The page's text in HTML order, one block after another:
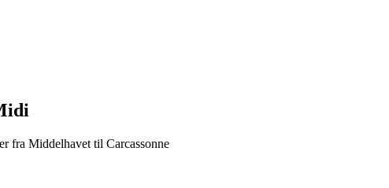
fra Middelhavet til Carcassonne